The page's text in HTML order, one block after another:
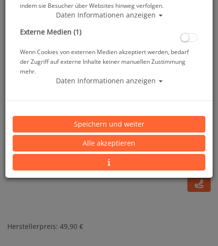
ScubaPro Swivel 120° - Winkelgelenk 120°
Artikelnr.: scu-11101003
Herstellerpreis: 49,90 €
indem sie Besucher über Websites hinweg verfolgen.
Daten Informationen anzeigen
Externe Medien (1)
Wenn Cookies von externen Medien akzeptiert werden, bedarf
der Zugriff auf externe Inhalte keiner manuellen Zustimmung
mehr.
Daten Informationen anzeigen
Speichern und weiter
Alle akzeptieren